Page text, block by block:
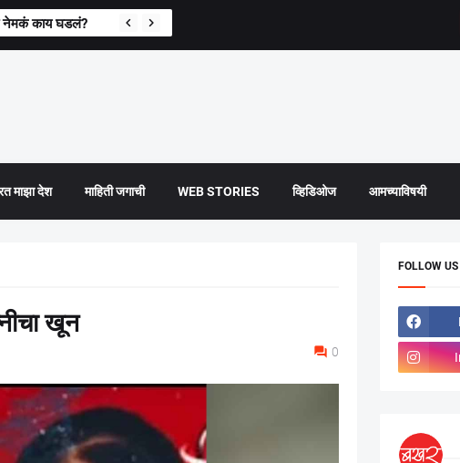
नेमकं काय घडलं?
माझा देश माहिती जगाची WEB STORIES व्हिडिओज आमच्याविषयी
खून
0
FOLLOW US